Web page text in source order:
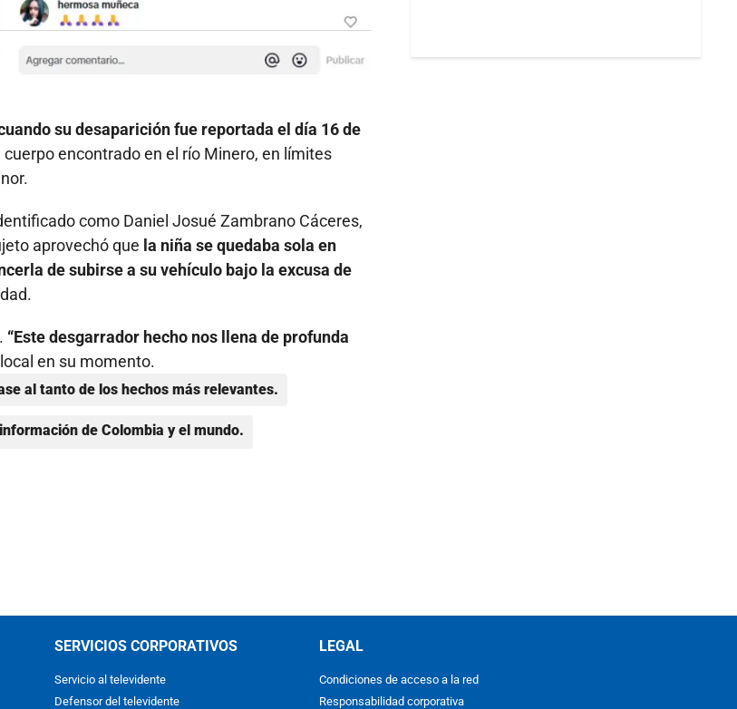
su desaparición fue reportada el día 16 de
encontrado en el río Minero, en límites
como Daniel Josué Zambrano Cáceres,
aprovechó que la niña se quedaba sola en
de subirse a su vehículo bajo la excusa de
“Este desgarrador hecho nos llena de profunda
en su momento.
al tanto de los hechos más relevantes.
de Colombia y el mundo.
SERVICIOS CORPORATIVOS
Servicio al televidente
Defensor del televidente
LEGAL
Condiciones de acceso a la red
Responsabilidad corporativa